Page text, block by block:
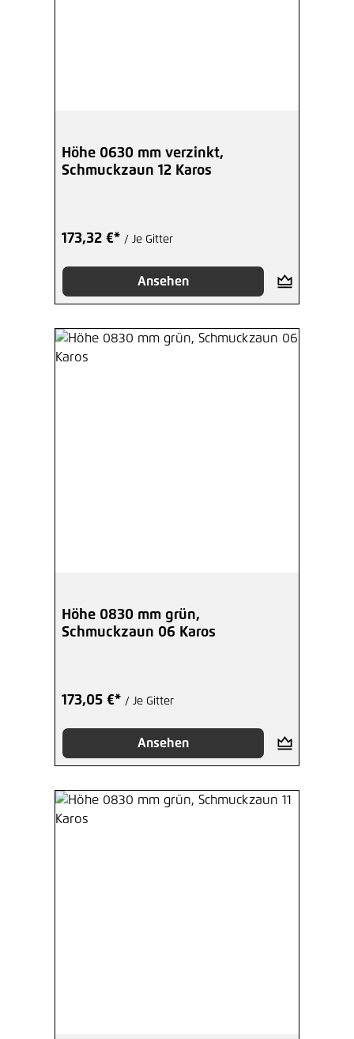
Höhe 0630 mm verzinkt,
Schmuckzaun 12 Karos
173,32 €* / Je Gitter
Ansehen
Höhe 0830 mm grün,
Schmuckzaun 06 Karos
173,05 €* / Je Gitter
Ansehen